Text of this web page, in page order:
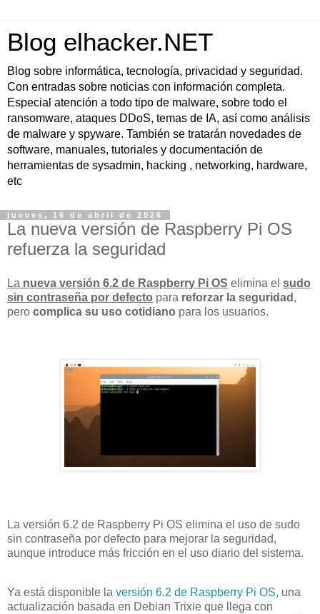
Blog elhacker.NET
Blog sobre informática, tecnología, privacidad y seguridad.
Con entradas sobre noticias con información completa.
Especial atención a todo tipo de malware, sobre todo el
ransomware, ataques DDoS, temas de IA, así como análisis
de malware y spyware. También se tratarán novedades de
software, manuales, tutoriales y documentación de
herramientas de sysadmin, hacking , networking, hardware,
etc
jueves, 16 de abril de 2026
La nueva versión de Raspberry Pi OS
refuerza la seguridad
La nueva versión 6.2 de Raspberry Pi OS elimina el sudo
sin contraseña por defecto para reforzar la seguridad ,
pero complica su uso cotidiano para los usuarios.
La versión 6.2 de Raspberry Pi OS elimina el uso de sudo
sin contraseña por defecto para mejorar la seguridad,
aunque introduce más fricción en el uso diario del sistema.
Ya está disponible la versión 6.2 de Raspberry Pi OS, una
actualización basada en Debian Trixie que llega con